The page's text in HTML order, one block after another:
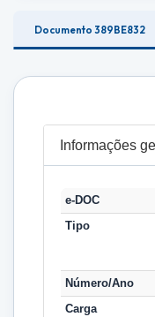
Documento 389BE832
Informações
e-DOC
Tipo
Número/Ano
Carga